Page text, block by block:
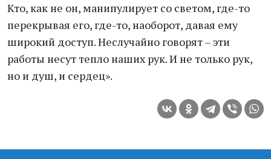
Кто, как не он, манипулирует со светом, где-то
перекрывая его, где-то, наоборот, давая ему
широкий доступ. Неслучайно говорят – эти
работы несут тепло наших рук. И не только рук,
но и душ, и сердец».